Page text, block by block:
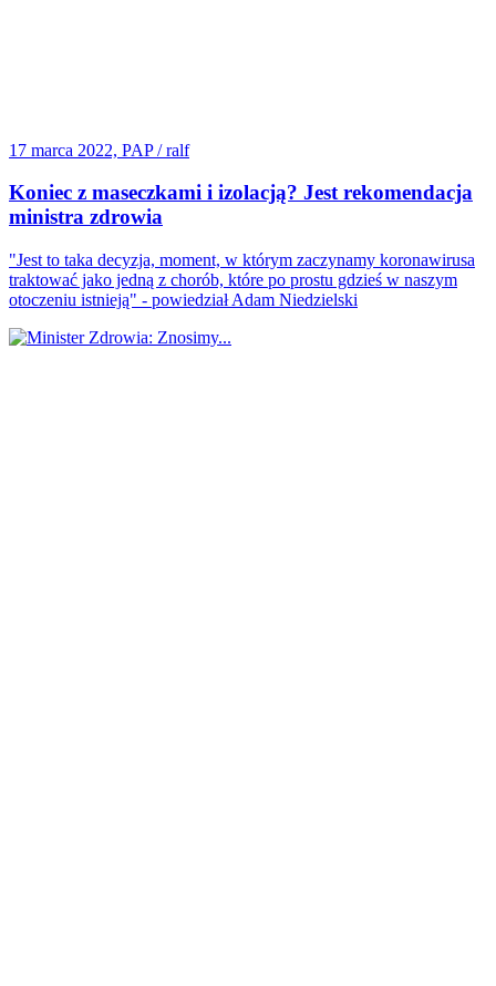
17 marca 2022, PAP / ralf
Koniec z maseczkami i izolacją? Jest rekomendacja
ministra zdrowia
"Jest to taka decyzja, moment, w którym zaczynamy koronawirusa
traktować jako jedną z chorób, które po prostu gdzieś w naszym
otoczeniu istnieją" - powiedział Adam Niedzielski